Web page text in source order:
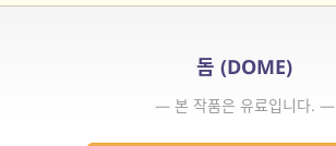
돔 (DOME)
— 본 작품은 유료입니다. —